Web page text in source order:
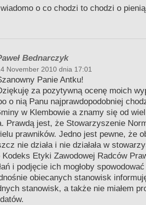
o co chodzi to chodzi o
Bednarczyk
November 2010 dnia 17:01
Panie Antku!
za pozytywną ocenę moich
o nią Panu najprawdopodobniej
w Klembowie a znamy się od
Prawdą jest, że Stowarzyszenie
prawników. Jedno jest pewne, że
nie działa i nie działała w
Kodeks Etyki Zawodowej Radców
i podjęcie ich mogłoby
obiecanych stanowisk
stanowisk, a także nie miałem